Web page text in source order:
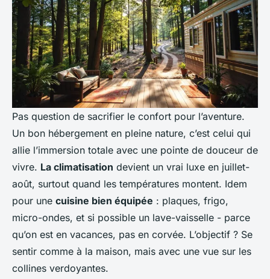
Pas question de sacrifier le confort pour l’aventure.
Un bon hébergement en pleine nature, c’est celui qui
allie l’immersion totale avec une pointe de douceur de
vivre. La climatisation devient un vrai luxe en juillet-
août, surtout quand les températures montent. Idem
pour une cuisine bien équipée : plaques, frigo,
micro-ondes, et si possible un lave-vaisselle - parce
qu’on est en vacances, pas en corvée. L’objectif ? Se
sentir comme à la maison, mais avec une vue sur les
collines verdoyantes.